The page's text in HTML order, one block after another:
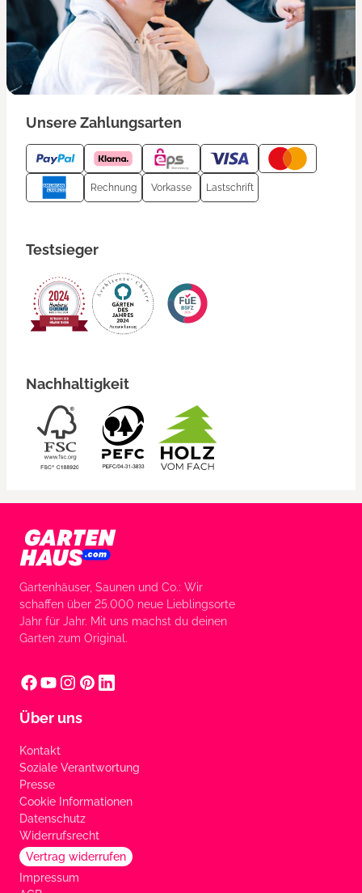
Unsere Zahlungsarten
Rechnung Vorkasse Lastschrift
Testsieger
Nachhaltigkeit
Gartenhäuser, Saunen und Co.: Wir
schaffen über 25.000 neue Lieblingsorte
Jahr für Jahr. Mit uns machst du deinen
Garten zum Original.
Über uns
Kontakt
Soziale Verantwortung
Presse
Cookie Informationen
Datenschutz
Widerrufsrecht
Vertrag widerrufen
Impressum